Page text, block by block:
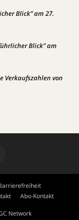
Blick” am 27.
Blick” am
Verkaufszahlen von
Abo-Kontakt
Network